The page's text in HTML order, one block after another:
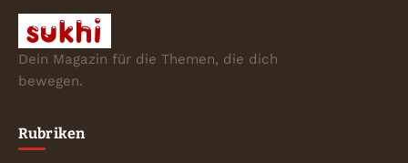
Dein Magazin für die Themen, die dich
bewegen.
Rubriken